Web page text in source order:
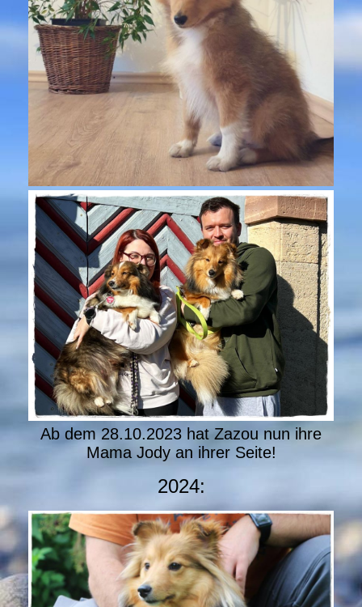
Ab dem 28.10.2023 hat Zazou nun ihre
Mama Jody an ihrer Seite!
2024: